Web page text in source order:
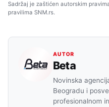
Sadržaj je zaštićen autorskim
pravilima SNM.rs.
AUTOR
Beta
Novinska
Beogradu i
profesionalnom